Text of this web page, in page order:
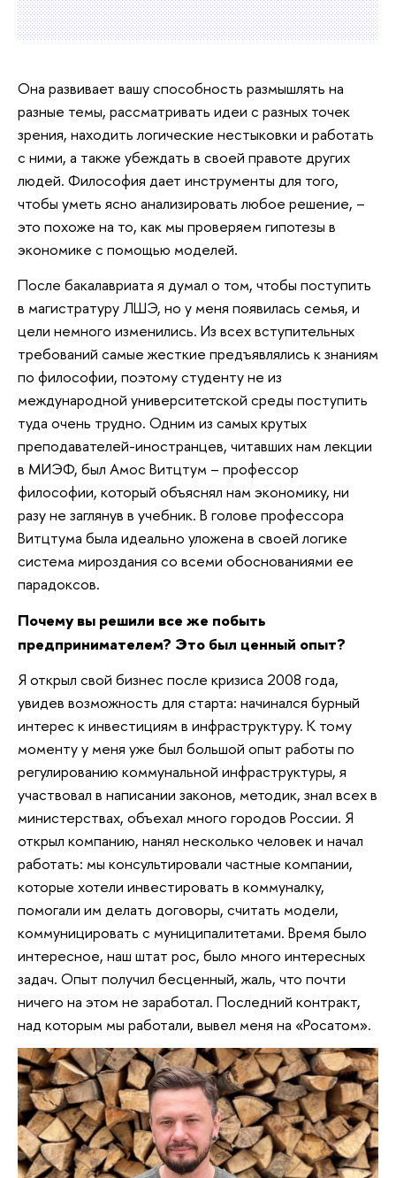
Она развивает вашу способность размышлять на
разные темы, рассматривать идеи с разных точек
зрения, находить логические нестыковки и работать
с ними, а также убеждать в своей правоте других
людей. Философия дает инструменты для того,
чтобы уметь ясно анализировать любое решение, –
это похоже на то, как мы проверяем гипотезы в
экономике с помощью моделей.
После бакалавриата я думал о том, чтобы поступить
в магистратуру ЛШЭ, но у меня появилась семья, и
цели немного изменились. Из всех вступительных
требований самые жесткие предъявлялись к знаниям
по философии, поэтому студенту не из
международной университетской среды поступить
туда очень трудно. Одним из самых крутых
преподавателей-иностранцев, читавших нам лекции
в МИЭФ, был Амос Витцтум – профессор
философии, который объяснял нам экономику, ни
разу не заглянув в учебник. В голове профессора
Витцтума была идеально уложена в своей логике
система мироздания со всеми обоснованиями ее
парадоксов.
Почему вы решили все же побыть
предпринимателем? Это был ценный опыт?
Я открыл свой бизнес после кризиса 2008 года,
увидев возможность для старта: начинался бурный
интерес к инвестициям в инфраструктуру. К тому
моменту у меня уже был большой опыт работы по
регулированию коммунальной инфраструктуры, я
участвовал в написании законов, методик, знал всех в
министерствах, объехал много городов России. Я
открыл компанию, нанял несколько человек и начал
работать: мы консультировали частные компании,
которые хотели инвестировать в коммуналку,
помогали им делать договоры, считать модели,
коммуницировать с муниципалитетами. Время было
интересное, наш штат рос, было много интересных
задач. Опыт получил бесценный, жаль, что почти
ничего на этом не заработал. Последний контракт,
над которым мы работали, вывел меня на «Росатом».